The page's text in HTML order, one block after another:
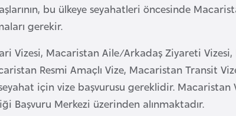
bu ülkeye seyahatleri öncesinde
gerekir.
Vizesi, Macaristan Aile/Arkadaş Ziyareti
Resmi Amaçlı Vize, Macaristan Transit
için vize başvurusu gereklidir. Macaristan
Başvuru Merkezi üzerinden alınmaktadır.